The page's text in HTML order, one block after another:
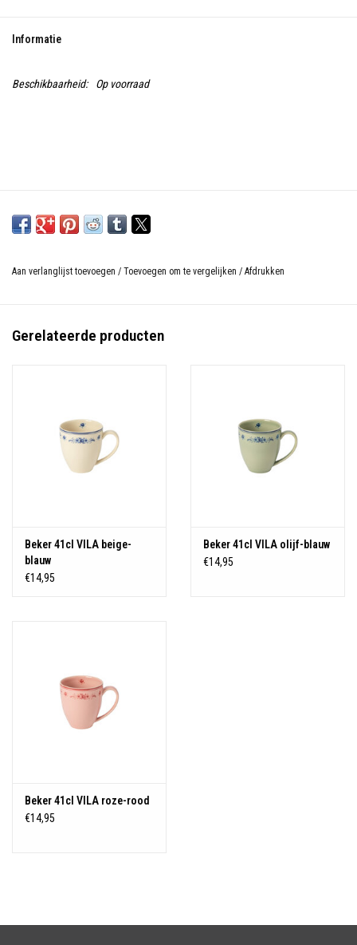
Informatie
Beschikbaarheid: Op voorraad
Aan verlanglijst toevoegen / Toevoegen om te vergelijken / Afdrukken
Gerelateerde producten
Beker 41cl VILA beige-
blauw
€14,95
Beker 41cl VILA olijf-blauw
€14,95
Beker 41cl VILA roze-rood
€14,95